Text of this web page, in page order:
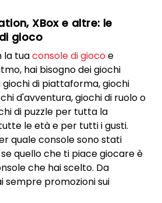
XBox e altre: le
gioco
la tuaconsole di giocoe
hai bisogno dei giochi
giochi di piattaforma, giochi
d'avventura, giochi di ruolo o
di puzzle per tutta la
le età e per tutti i gusti.
quale console sono stati
quello che ti piace giocare è
che hai scelto. Da
sempre promozioni sui